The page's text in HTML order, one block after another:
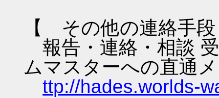
【 その他の連絡手
報告・連絡・相談
ムマスターへの直通
ttp://hades.worlds-